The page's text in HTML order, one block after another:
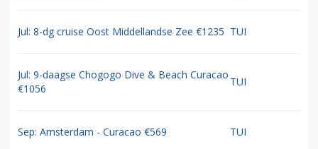
Jul: 8-dg cruise Oost Middellandse Zee €1235 TUI
Jul: 9-daagse Chogogo Dive & Beach Curacao
€1056
TUI
Sep: Amsterdam - Curacao €569 TUI